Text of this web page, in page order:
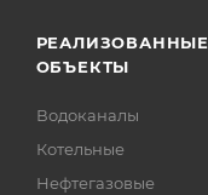
РЕАЛИЗОВАННЫЕ
ОБЪЕКТЫ
Водоканалы
Котельные
Нефтегазовые